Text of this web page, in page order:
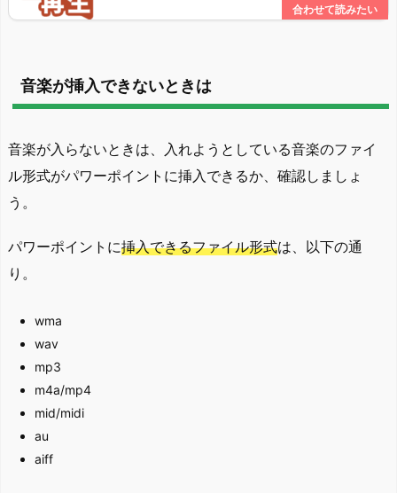
音楽が挿入できないときは
音楽が入らないときは、入れようとしている音楽のファイ
ル形式がパワーポイントに挿入できるか、確認しましょ
う。
パワーポイントに挿入できるファイル形式は、以下の通
り。
wma
wav
mp3
m4a/mp4
mid/midi
au
aiff